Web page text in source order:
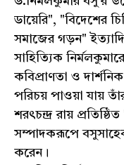
ডায়েরি", "বিদেশের
সমাজের গড়ন"
সাহিত্যিক
কবিপ্রাণতা ও
পরিচয় পাওয়া যায়
শরৎচন্দ্র রায়
সম্পাদকরূপে
করেন।